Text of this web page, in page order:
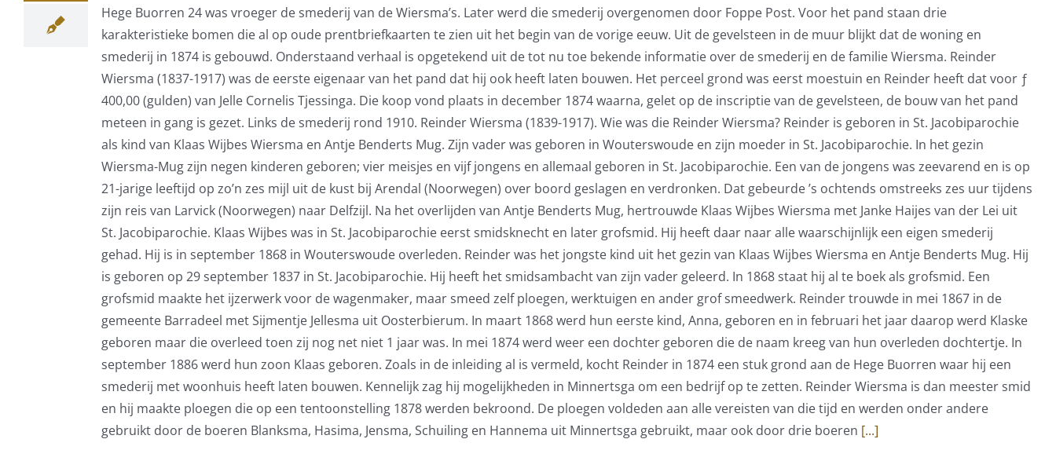
1928
Hege Buorren 24 was vroeger de smederij van de Wiersma’s. Later werd die smederij overgenomen door Foppe Post. Voor het pand staan drie
karakteristieke bomen die al op oude prentbriefkaarten te zien uit het begin van de vorige eeuw. Uit de gevelsteen in de muur blijkt dat de woning en
smederij in 1874 is gebouwd. Onderstaand verhaal is opgetekend uit de tot nu toe bekende informatie over de smederij en de familie Wiersma. Reinder
Wiersma (1837-1917) was de eerste eigenaar van het pand dat hij ook heeft laten bouwen. Het perceel grond was eerst moestuin en Reinder heeft dat voor ƒ
400,00 (gulden) van Jelle Cornelis Tjessinga. Die koop vond plaats in december 1874 waarna, gelet op de inscriptie van de gevelsteen, de bouw van het pand
meteen in gang is gezet. Links de smederij rond 1910. Reinder Wiersma (1839-1917). Wie was die Reinder Wiersma? Reinder is geboren in St. Jacobiparochie
als kind van Klaas Wijbes Wiersma en Antje Benderts Mug. Zijn vader was geboren in Wouterswoude en zijn moeder in St. Jacobiparochie. In het gezin
Wiersma-Mug zijn negen kinderen geboren; vier meisjes en vijf jongens en allemaal geboren in St. Jacobiparochie. Een van de jongens was zeevarend en is op
21-jarige leeftijd op zo’n zes mijl uit de kust bij Arendal (Noorwegen) over boord geslagen en verdronken. Dat gebeurde ’s ochtends omstreeks zes uur tijdens
zijn reis van Larvick (Noorwegen) naar Delfzijl. Na het overlijden van Antje Benderts Mug, hertrouwde Klaas Wijbes Wiersma met Janke Haijes van der Lei uit
St. Jacobiparochie. Klaas Wijbes was in St. Jacobiparochie eerst smidsknecht en later grofsmid. Hij heeft daar naar alle waarschijnlijk een eigen smederij
gehad. Hij is in september 1868 in Wouterswoude overleden. Reinder was het jongste kind uit het gezin van Klaas Wijbes Wiersma en Antje Benderts Mug. Hij
is geboren op 29 september 1837 in St. Jacobiparochie. Hij heeft het smidsambacht van zijn vader geleerd. In 1868 staat hij al te boek als grofsmid. Een
grofsmid maakte het ijzerwerk voor de wagenmaker, maar smeed zelf ploegen, werktuigen en ander grof smeedwerk. Reinder trouwde in mei 1867 in de
gemeente Barradeel met Sijmentje Jellesma uit Oosterbierum. In maart 1868 werd hun eerste kind, Anna, geboren en in februari het jaar daarop werd Klaske
geboren maar die overleed toen zij nog net niet 1 jaar was. In mei 1874 werd weer een dochter geboren die de naam kreeg van hun overleden dochtertje. In
september 1886 werd hun zoon Klaas geboren. Zoals in de inleiding al is vermeld, kocht Reinder in 1874 een stuk grond aan de Hege Buorren waar hij een
smederij met woonhuis heeft laten bouwen. Kennelijk zag hij mogelijkheden in Minnertsga om een bedrijf op te zetten. Reinder Wiersma is dan meester smid
en hij maakte ploegen die op een tentoonstelling 1878 werden bekroond. De ploegen voldeden aan alle vereisten van die tijd en werden onder andere
gebruikt door de boeren Blanksma, Hasima, Jensma, Schuiling en Hannema uit Minnertsga gebruikt, maar ook door drie boeren [...]